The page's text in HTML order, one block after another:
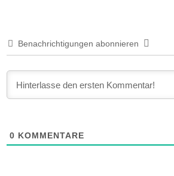
Benachrichtigungen abonnieren
0 KOMMENTARE